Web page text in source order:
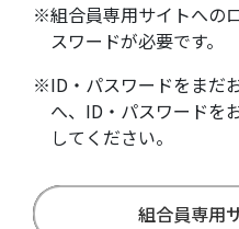
※組合員専用サイトへの
スワードが必要です。
※ID・パスワードをまだ
へ、ID・パスワードを
してください。
組合員専用